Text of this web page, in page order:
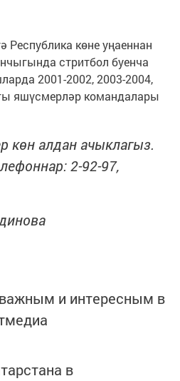
Республика көне уңаеннан
стритбол буенча
2001-2002, 2003-2004,
яшүсмерләр командалары
көн алдан ачыклагыз.
2-92-97,
и интересным в
в